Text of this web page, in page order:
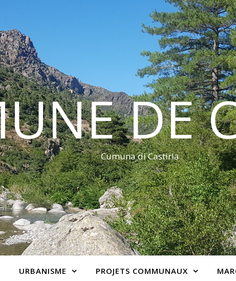
DE
Cumuna di Castirla
URBANISME PROJETS COMMUNAUX